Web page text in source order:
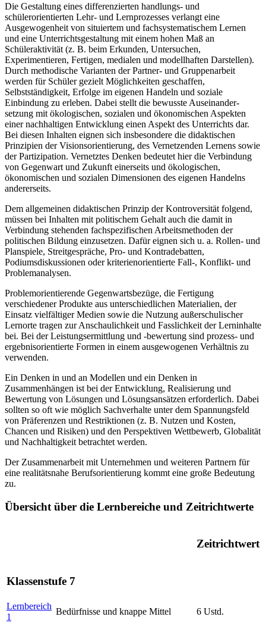
Die Gestaltung eines differenzierten handlungs- und
schülerorientierten Lehr- und Lernprozesses verlangt eine
Ausgewogenheit von situiertem und fachsystematischem Lernen
und eine Unterrichtsgestaltung mit einem hohen Maß an
Schüleraktivität (z. B. beim Erkunden, Untersuchen,
Experimentieren, Fertigen, medialen und modellhaften Darstellen).
Durch methodische Varianten der Partner- und Gruppenarbeit
werden für Schüler gezielt Möglichkeiten geschaffen,
Selbstständigkeit, Erfolge im eigenen Handeln und soziale
Einbindung zu erleben. Dabei stellt die bewusste Auseinander-
setzung mit ökologischen, sozialen und ökonomischen Aspekten
einer nachhaltigen Entwicklung einen Aspekt des Unterrichts dar.
Bei diesen Inhalten eignen sich insbesondere die didaktischen
Prinzipien der Visionsorientierung, des Vernetzenden Lernens sowie
der Partizipation. Vernetztes Denken bedeutet hier die Verbindung
von Gegenwart und Zukunft einerseits und ökologischen,
ökonomischen und sozialen Dimensionen des eigenen Handelns
andererseits.
Dem allgemeinen didaktischen Prinzip der Kontroversität folgend,
müssen bei Inhalten mit politischem Gehalt auch die damit in
Verbindung stehenden fachspezifischen Arbeitsmethoden der
politischen Bildung einzusetzen. Dafür eignen sich u. a. Rollen- und
Planspiele, Streitgespräche, Pro- und Kontradebatten,
Podiumsdiskussionen oder kriterienorientierte Fall-, Konflikt- und
Problemanalysen.
Problemorientierende Gegenwartsbezüge, die Fertigung
verschiedener Produkte aus unterschiedlichen Materialien, der
Einsatz vielfältiger Medien sowie die Nutzung außerschulischer
Lernorte tragen zur Anschaulichkeit und Fasslichkeit der Lerninhalte
bei. Bei der Leistungsermittlung und -bewertung sind prozess- und
ergebnisorientierte Formen in einem ausgewogenen Verhältnis zu
verwenden.
Ein Denken in und an Modellen und ein Denken in
Zusammenhängen ist bei der Entwicklung, Realisierung und
Bewertung von Lösungen und Lösungsansätzen erforderlich. Dabei
sollten so oft wie möglich Sachverhalte unter dem Spannungsfeld
von Präferenzen und Restriktionen (z. B. Nutzen und Kosten,
Chancen und Risiken) und den Perspektiven Wettbewerb, Globalität
und Nachhaltigkeit betrachtet werden.
Der Zusammenarbeit mit Unternehmen und weiteren Partnern für
eine realitätsnahe Berufsorientierung kommt eine große Bedeutung
zu.
Übersicht über die Lernbereiche und Zeitrichtwerte
Zeitrichtwert
Klassenstufe 7
Lernbereich
1
Bedürfnisse und knappe Mittel
6 Ustd.